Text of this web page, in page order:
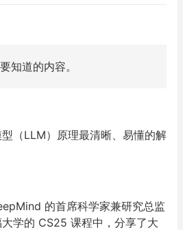
知道的内容。
（LLM）原理最清晰、易懂的解
的首席科学家兼研究总监
学的 CS25 课程中，分享了大